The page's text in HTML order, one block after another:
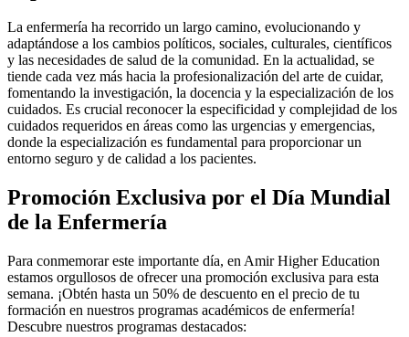
La enfermería ha recorrido un largo camino, evolucionando y
adaptándose a los cambios políticos, sociales, culturales, científicos
y las necesidades de salud de la comunidad. En la actualidad, se
tiende cada vez más hacia la profesionalización del arte de cuidar,
fomentando la investigación, la docencia y la especialización de los
cuidados. Es crucial reconocer la especificidad y complejidad de los
cuidados requeridos en áreas como las urgencias y emergencias,
donde la especialización es fundamental para proporcionar un
entorno seguro y de calidad a los pacientes.
Promoción Exclusiva por el Día Mundial
de la Enfermería
Para conmemorar este importante día, en Amir Higher Education
estamos orgullosos de ofrecer una promoción exclusiva para esta
semana. ¡Obtén hasta un 50% de descuento en el precio de tu
formación en nuestros programas académicos de enfermería!
Descubre nuestros programas destacados: